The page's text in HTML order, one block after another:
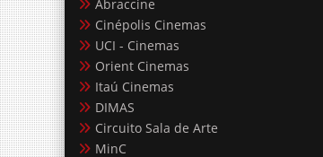
UCI - Cinemas
Orient Cinemas
Itaú Cinemas
DIMAS
Circuito Sala de Arte
MinC
ARTV - Associação dos Roteiristas